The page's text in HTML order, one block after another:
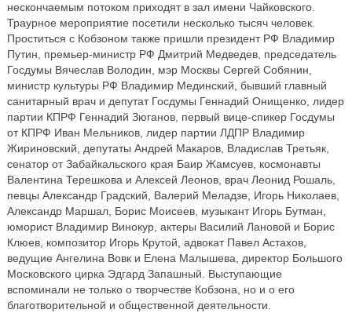
нескончаемым потоком приходят в зал имени Чайковского.
Траурное мероприятие посетили несколько тысяч человек.
Проститься с Кобзоном также пришли президент РФ Владимир
Путин, премьер-министр РФ Дмитрий Медведев, председатель
Госдумы Вячеслав Володин, мэр Москвы Сергей Собянин,
министр культуры РФ Владимир Мединский, бывший главный
санитарный врач и депутат Госдумы Геннадий Онищенко, лидер
партии КПРФ Геннадий Зюганов, первый вице-спикер Госдумы
от КПРФ Иван Мельников, лидер партии ЛДПР Владимир
Жириновский, депутаты Андрей Макаров, Владислав Третьяк,
сенатор от Забайкальского края Баир Жамсуев, космонавты
Валентина Терешкова и Алексей Леонов, врач Леонид Рошаль,
певцы Александр Градский, Валерий Меладзе, Игорь Николаев,
Александр Маршал, Борис Моисеев, музыкант Игорь Бутман,
юморист Владимир Винокур, актеры Василий Лановой и Борис
Клюев, композитор Игорь Крутой, адвокат Павел Астахов,
ведущие Ангелина Вовк и Елена Малышева, директор Большого
Московского цирка Эдгард Запашный. Выступающие
вспоминали не только о творчестве Кобзона, но и о его
благотворительной и общественной деятельности.